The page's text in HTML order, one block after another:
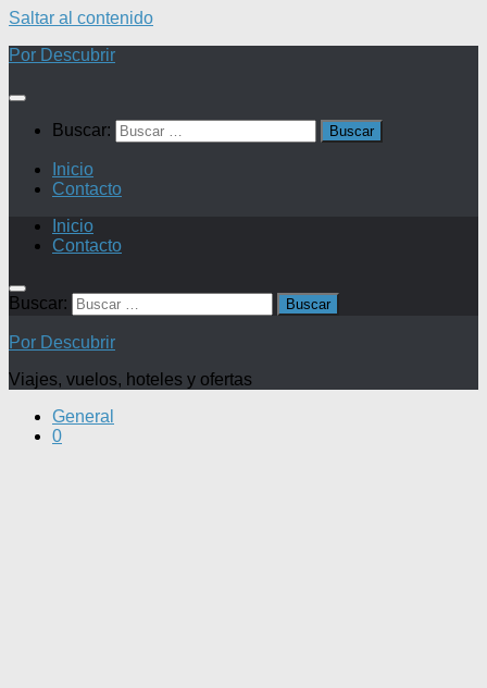
Saltar al contenido
Por Descubrir
Buscar:
Inicio
Contacto
Inicio
Contacto
Buscar:
Por Descubrir
Viajes, vuelos, hoteles y ofertas
General
0